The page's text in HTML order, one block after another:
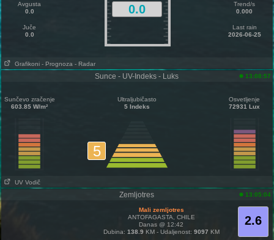
Avgusta
0.0
Juče
0.0
0.0
Trend/s
0.000
Last rain
2026-06-25
Grafikoni - Prognoza - Radar
Sunce - UV-Indeks - Luks 13:08:57
Sunčevo zračenje
603.85 W/m²
Ultraljubičasto
5 Indeks
5
Osvetljenje
72931 Lux
UV Vodič
Zemljotres 13:05:04
2.6
Mali zemljotres
ANTOFAGASTA, CHILE
Danas @ 12:42
Dubina: 138.9 KM - Udaljenost: 9097 KM